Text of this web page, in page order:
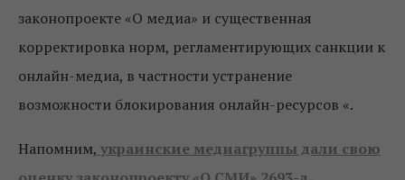
законопроекте «О медиа» и существенная
корректировка норм, регламентирующих санкции к
онлайн-медиа, в частности устранение
возможности блокирования онлайн-ресурсов «.
Напомним, украинские медиагруппы дали свою